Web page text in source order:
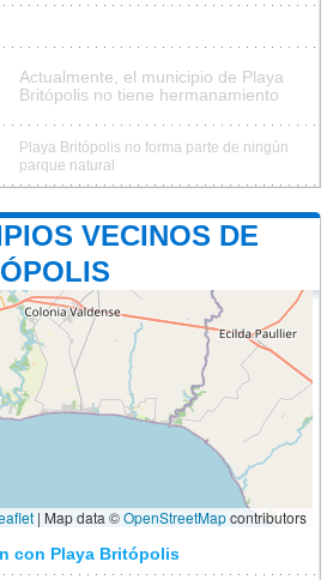
Actualmente, el municipio de Playa
Britópolis no tiene hermanamiento
Playa Britópolis no forma parte de ningún
parque natural
VECINOS DE
| Map data ©OpenStreetMapcontributors
con Playa Britópolis